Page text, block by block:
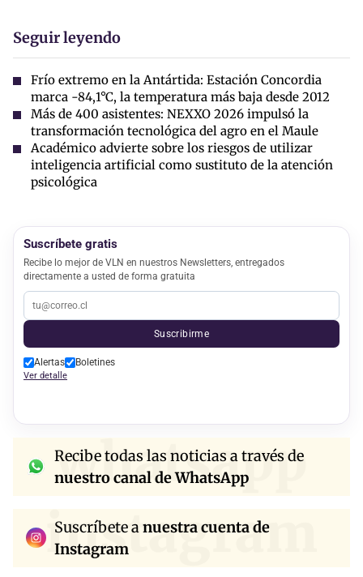
Seguir leyendo
Frío extremo en la Antártida: Estación Concordia
marca -84,1°C, la temperatura más baja desde 2012
Más de 400 asistentes: NEXXO 2026 impulsó la
transformación tecnológica del agro en el Maule
Académico advierte sobre los riesgos de utilizar
inteligencia artificial como sustituto de la atención
psicológica
Suscríbete gratis
Recibe lo mejor de VLN en nuestros Newsletters, entregados
directamente a usted de forma gratuita
Suscribirme
Alertas Boletines
Ver detalle
whatsapp
Recibe todas las noticias a través de
nuestro canal de WhatsApp
instagram
Suscríbete anuestra cuenta de
Instagram